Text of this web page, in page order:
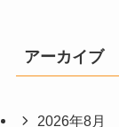
アーカイブ
2026年8月